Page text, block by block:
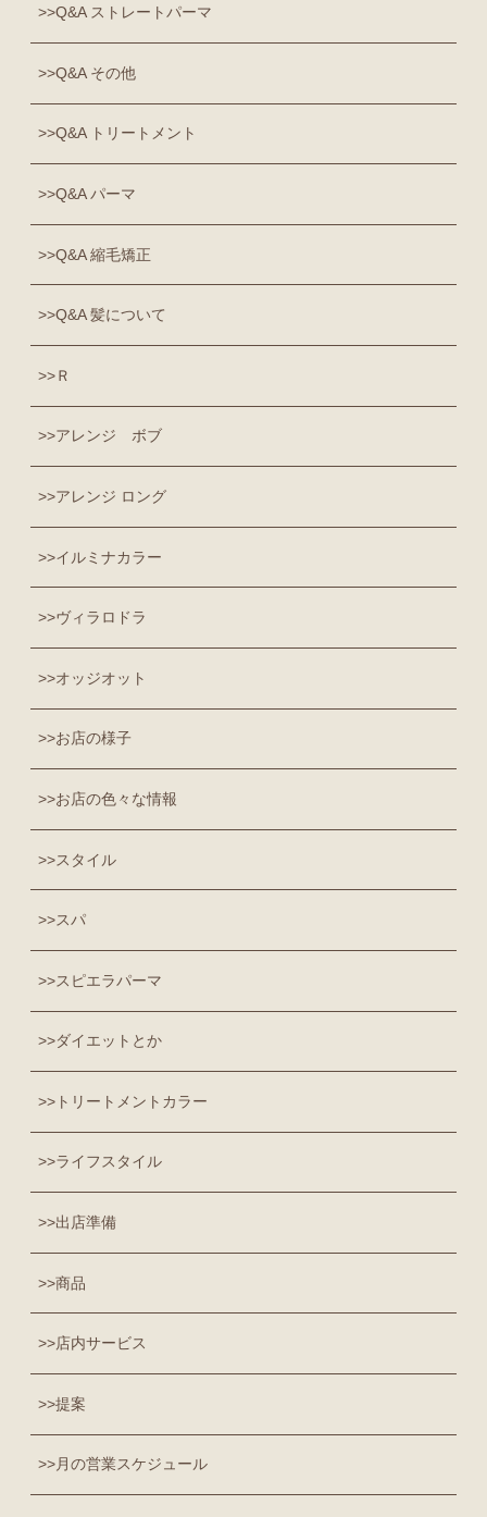
Q&A ストレートパーマ
Q&A その他
Q&A トリートメント
Q&A パーマ
Q&A 縮毛矯正
Q&A 髪について
Ｒ
アレンジ ボブ
アレンジ ロング
イルミナカラー
ヴィラロドラ
オッジオット
お店の様子
お店の色々な情報
スタイル
スパ
スピエラパーマ
ダイエットとか
トリートメントカラー
ライフスタイル
出店準備
商品
店内サービス
提案
月の営業スケジュール